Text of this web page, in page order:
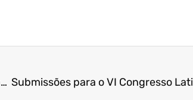
Inscrições abertas para B-Tech: submeta seu trabalho até 4 de agosto